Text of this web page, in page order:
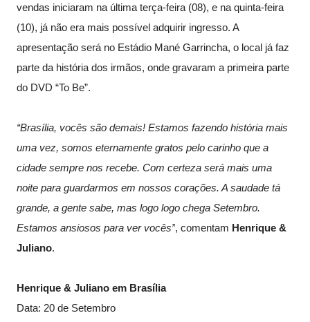
vendas iniciaram na última terça-feira (08), e na quinta-feira
(10), já não era mais possível adquirir ingresso. A
apresentação será no Estádio Mané Garrincha, o local já faz
parte da história dos irmãos, onde gravaram a primeira parte
do DVD “To Be”.
“Brasília, vocês são demais! Estamos fazendo história mais
uma vez, somos eternamente gratos pelo carinho que a
cidade sempre nos recebe. Com certeza será mais uma
noite para guardarmos em nossos corações. A saudade tá
grande, a gente sabe, mas logo logo chega Setembro.
Estamos ansiosos para ver vocês”, comentam Henrique &
Juliano.
Henrique & Juliano em Brasília
Data: 20 de Setembro